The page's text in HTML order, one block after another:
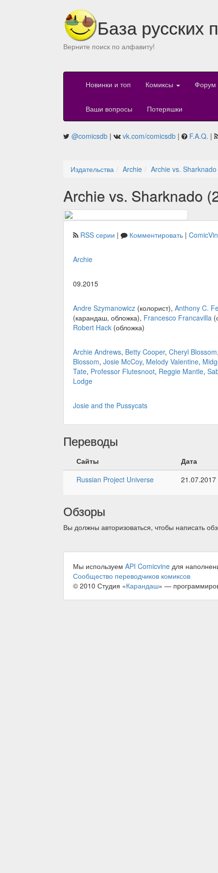
База русских
Верните поиск по алфавиту!
Новинки и топ Комиксы Форум
Ваши вопросы Потеряшки
@comicsdb | vk.com/comicsdb | F.A.Q. |
Издательства Archie Archie vs.
Archie vs. Sharknado
RSS серии | Комментировать |
Archie
09.2015
Andre Szymanowicz (колорист), Anthony C.
(карандаш, обложка), Francesco Francavilla
Robert Hack (обложка)
Archie Andrews, Betty Cooper, Cheryl Blossom
Blossom, Josie McCoy, Melody Valentine,
Tate, Professor Flutesnoot, Reggie Mantle,
Lodge
Josie and the Pussycats
Переводы
Сайты
Дата
Russian Project Universe
21.07.2017
Обзоры
Вы должны авторизоваться, чтобы написать
Мы используем API Comicvine для
Сообщество переводчиков комиксов
© 2010 Студия «Карандаш» —